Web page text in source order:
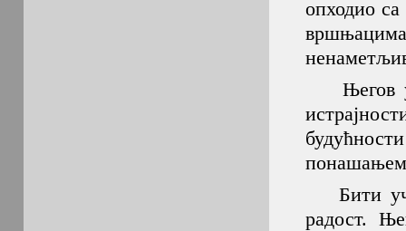
опходио
Његов
Бити
радост.